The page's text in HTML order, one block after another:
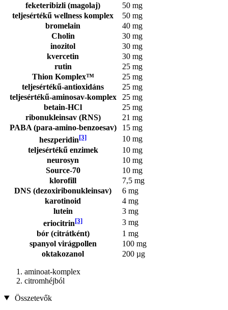
feketeribizli (magolaj)
50 mg
teljesértékű wellness komplex
50 mg
bromelain
40 mg
Cholin
30 mg
inozitol
30 mg
kvercetin
30 mg
rutin
25 mg
Thion Komplex™
25 mg
teljesértékű-antioxidáns
25 mg
teljesértékű-aminosav-komplex
25 mg
betain-HCl
25 mg
ribonukleinsav (RNS)
21 mg
PABA (para-amino-benzoesav)
15 mg
heszperidin[3]
10 mg
teljesértékű enzimek
10 mg
neurosyn
10 mg
Source-70
10 mg
klorofill
7,5 mg
DNS (dezoxiribonukleinsav)
6 mg
karotinoid
4 mg
lutein
3 mg
eriocitrin[3]
3 mg
bór (citrátként)
1 mg
spanyol virágpollen
100 mg
oktakozanol
200 µg
aminoat-komplex
citromhéjból
Összetevők